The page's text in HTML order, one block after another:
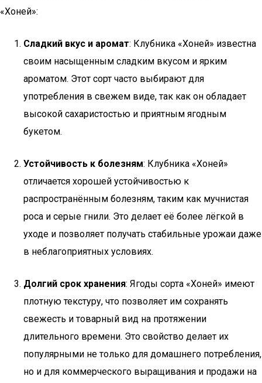
«Хоней»:
Сладкий вкус и аромат: Клубника «Хоней» известна
своим насыщенным сладким вкусом и ярким
ароматом. Этот сорт часто выбирают для
употребления в свежем виде, так как он обладает
высокой сахаристостью и приятным ягодным
букетом.
Устойчивость к болезням: Клубника «Хоней»
отличается хорошей устойчивостью к
распространённым болезням, таким как мучнистая
роса и серые гнили. Это делает её более лёгкой в
уходе и позволяет получать стабильные урожаи даже
в неблагоприятных условиях.
Долгий срок хранения: Ягоды сорта «Хоней» имеют
плотную текстуру, что позволяет им сохранять
свежесть и товарный вид на протяжении
длительного времени. Это свойство делает их
популярными не только для домашнего потребления,
но и для коммерческого выращивания и продажи на